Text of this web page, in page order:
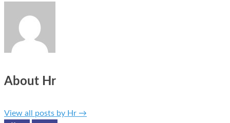
About Hr
View all posts by Hr →